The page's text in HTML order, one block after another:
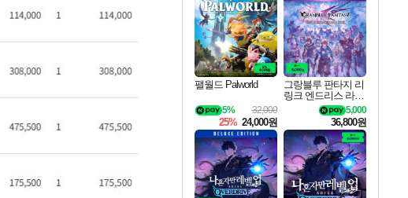
최대 90% 할인가를 만나보세요!
네이버혜택과 함께 만나보세요!
50%할인&추가 적립까지!
네이버 포인트 혜택까지!
네이버 혜택가와 함께 예약하세요!
할인&네이버혜택으로 만나보세요!
네이버페이 혜택과 만나보세요!
40주년 프로모션으로 만나보세요!
할인가에 만나보세요!
일부 에디션 상시 할인!
혜택으로 예약 판매 중
편안하게 충전하세요
팰월드 Palworld
32,000
5%
25% 24,000원
그랑블루 판타지 리
링크 엔드리스 라그
나로크 업그레이드
킷 Granblue Fantasy
Relink Endless Ragn
arok Upgrade Kit DL
C
5,000
36,800원